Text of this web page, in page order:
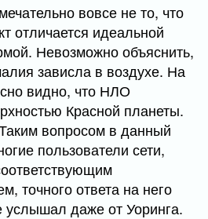
вовсе не то, что
отличается идеальной
Невозможно объяснить,
зависла в воздухе. На
видно, что НЛО
Красной планеты.
вопросом в данный
пользователи сети,
точного ответа на него
услышал даже от Уоринга.